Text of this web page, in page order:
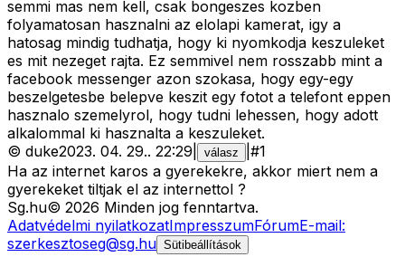
semmi mas nem kell, csak bongeszes kozben
folyamatosan hasznalni az elolapi kamerat, igy a
hatosag mindig tudhatja, hogy ki nyomkodja keszuleket
es mit nezeget rajta. Ez semmivel nem rosszabb mint a
facebook messenger azon szokasa, hogy egy-egy
beszelgetesbe belepve keszit egy fotot a telefont eppen
hasznalo szemelyrol, hogy tudni lehessen, hogy adott
alkalommal ki hasznalta a keszuleket.
© duke2023. 04. 29.. 22:29 válasz #1
Ha az internet karos a gyerekekre, akkor miert nem a
gyerekeket tiltjak el az internettol ?
Sg.hu© 2026 Minden jog fenntartva.
Adatvédelmi nyilatkozatImpresszumFórumE-mail:
szerkesztoseg@sg.hu Sütibeállítások